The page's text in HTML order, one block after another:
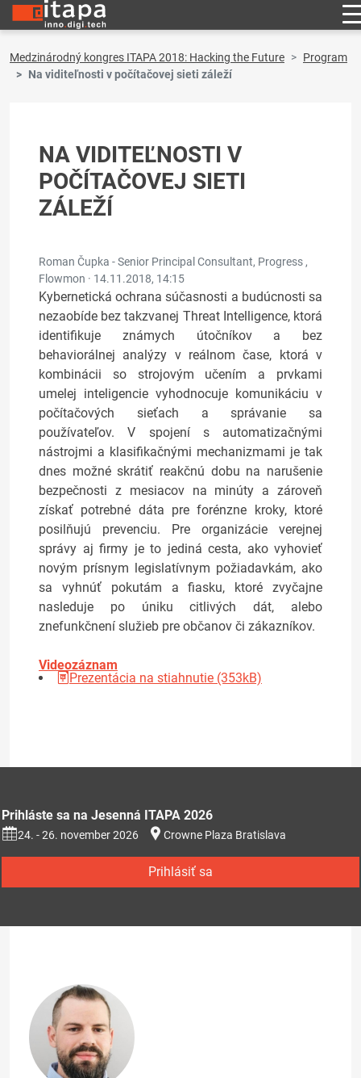
Medzinárodný kongres ITAPA 2018: Hacking the Future
Program
Na viditeľnosti v počítačovej sieti záleží
NA VIDITEĽNOSTI V
POČÍTAČOVEJ SIETI
ZÁLEŽÍ
Roman Čupka - Senior Principal Consultant, Progress ,
Flowmon · 14.11.2018, 14:15
Kybernetická ochrana súčasnosti a budúcnosti sa
nezaobíde bez takzvanej Threat Intelligence, ktorá
identifikuje známych útočníkov a bez
behaviorálnej analýzy v reálnom čase, ktorá v
kombinácii so strojovým učením a prvkami
umelej inteligencie vyhodnocuje komunikáciu v
počítačových sieťach a správanie sa
používateľov. V spojení s automatizačnými
nástrojmi a klasifikačnými mechanizmami je tak
dnes možné skrátiť reakčnú dobu na narušenie
bezpečnosti z mesiacov na minúty a zároveň
získať potrebné dáta pre forénzne kroky, ktoré
posilňujú prevenciu. Pre organizácie verejnej
správy aj firmy je to jediná cesta, ako vyhovieť
novým prísnym legislatívnym požiadavkám, ako
sa vyhnúť pokutám a fiasku, ktoré zvyčajne
nasleduje po úniku citlivých dát, alebo
znefunkčnení služieb pre občanov či zákazníkov.
Videozáznam
Prezentácia na stiahnutie (353kB)
Prihláste sa na Jesenná ITAPA 2026
24. - 26. november 2026 Crowne Plaza Bratislava
Prihlásiť sa